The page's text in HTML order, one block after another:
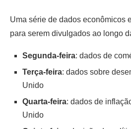
Uma série de dados econômicos
para serem divulgados ao longo
Segunda-feira: dados de
Terça-feira: dados sobre
Unido
Quarta-feira: dados de
Unido